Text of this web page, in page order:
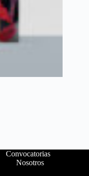
Convocatorias
Nosotros